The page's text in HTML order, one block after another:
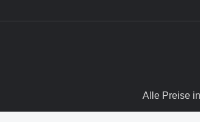
Alle Preise